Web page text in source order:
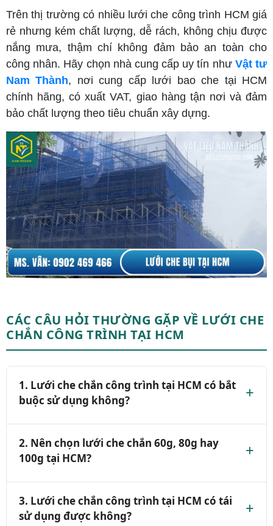
Trên thị trường có nhiều lưới che công trình HCM giá
rẻ nhưng kém chất lượng, dễ rách, không chịu được
nắng mưa, thậm chí không đảm bảo an toàn cho
công nhân. Hãy chọn nhà cung cấp uy tín như Vật tư
Nam Thành, nơi cung cấp lưới bao che tại HCM
chính hãng, có xuất VAT, giao hàng tận nơi và đảm
bảo chất lượng theo tiêu chuẩn xây dựng.
CÁC CÂU HỎI THƯỜNG GẶP VỀ LƯỚI CHE
CHẮN CÔNG TRÌNH TẠI HCM
1. Lưới che chắn công trình tại HCM có bắt
buộc sử dụng không?
dân cư, mặt tiền đường lớn hoặc công trình cao
tầng bắt buộc phải lắp lưới che chắn để hạn chế
theo quy định. Việc không sử dụng lưới bao che
2. Nên chọn lưới che chắn 60g, 80g hay
100g tại HCM?
loại 60g – 80g/m². Đối với công trình cao tầng
3. Lưới che chắn công trình tại HCM có tái
sử dụng được không?